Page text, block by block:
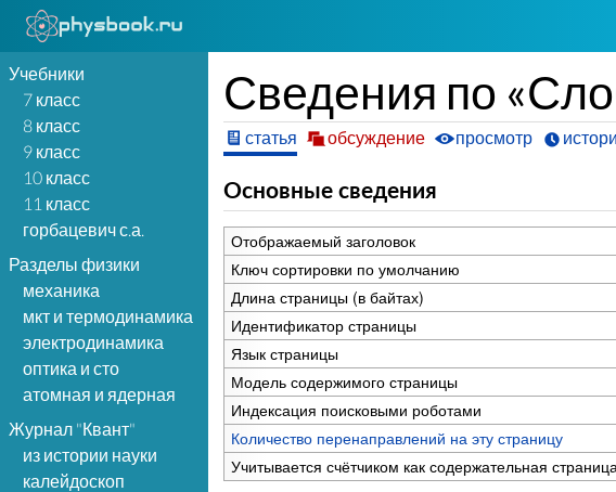
Учебники
7 класс
8 класс
9 класс
10 класс
11 класс
горбацевич с.а.
Разделы физики
механика
мкт и термодинамика
электродинамика
оптика и сто
атомная и ядерная
Журнал "Квант"
из истории науки
калейдоскоп
Сведения по
статья обсуждение просмотр
Основные сведения
Отображаемый заголовок
Ключ сортировки по умолчанию
Длина страницы (в байтах)
Идентификатор страницы
Язык страницы
Модель содержимого страницы
Индексация поисковыми роботами
Количество перенаправлений на эту страницу
Учитывается счётчиком как содержательная страница